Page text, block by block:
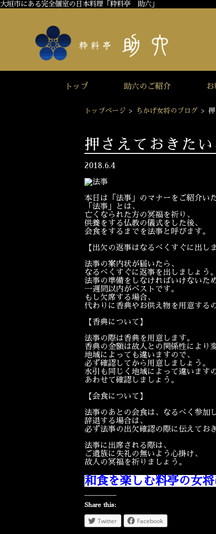
大垣市にある完全個室の日本料理「粋料亭 助六」
トップ 助六のご紹介 お
トップページ > ちかげ女将のブログ >
押さえておきた
2018.6.4
本日は「法事」のマナーをご紹介い
「法事」とは、
亡くなられた方の冥福を祈り、
供養をする仏教の儀式をした後、
会食をするまでを法事と呼びます。
【出欠の返事はなるべくすぐに出し
法事の案内状が届いたら、
なるべくすぐに返事を出しましょう。
法事の準備をしなければいけないため
一週間以内がベストです。
もし欠席する場合、
代わりに香典やお供え物を用意する
【香典について】
法事の際は香典を用意します。
香典の金額は故人との関係性により
地域によっても違いますので、
必ず確認してから用意しましょう。
水引も同じく地域によって違いますの
あわせて確認しましょう。
【会食について】
法事のあとの会食は、なるべく参加
辞退する場合は、
必ず法事の出欠確認の際に伝えてお
法事に出席される際は、
ご遺族に失礼の無いよう心掛け、
故人の冥福を祈りましょう。
和食を楽しむ料亭の女
Share this:
Twitter Facebook